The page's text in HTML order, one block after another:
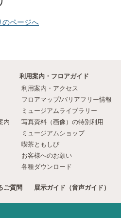
のページへ
内
利用案内・フロアガイド
利用案内・アクセス
フロアマップ/バリアフリー情報
ミュージアムライブラリー
写真資料（画像）の特別利用
ミュージアムショップ
喫茶ともしび
お客様へのお願い
各種ダウンロード
ご質問 展示ガイド（音声ガイド）